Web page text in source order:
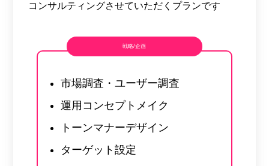
コンサルティングさせていただくプランです
戦略/企画
市場調査・ユーザー調査
運用コンセプトメイク
トーンマナーデザイン
ターゲット設定